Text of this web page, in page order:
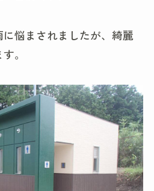
悩まされましたが、綺麗
。